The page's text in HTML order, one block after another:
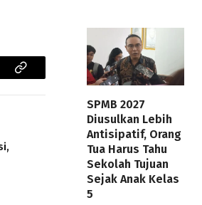
Copy
SPMB 2027
Diusulkan Lebih
Antisipatif, Orang
Tua Harus Tahu
Sekolah Tujuan
Sejak Anak Kelas
5